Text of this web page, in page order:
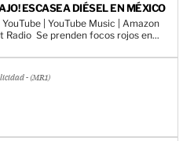
ESCASEA DIÉSEL EN MÉXICO
| YouTube Music | Amazon
Music | Apple Podcast | iHeart Radio Se prenden focos rojos en...
- (MR1)